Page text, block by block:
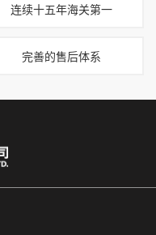
连续十五年海关第一
完善的售后体系